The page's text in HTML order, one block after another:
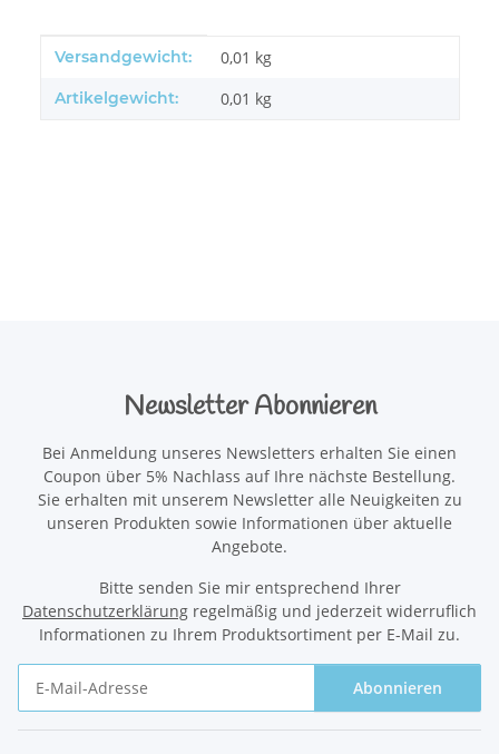
Produkteigenschaft
Wert
Versandgewicht: 0,01 kg
Artikelgewicht: 0,01 kg
Newsletter Abonnieren
Bei Anmeldung unseres Newsletters erhalten Sie einen
Coupon über 5% Nachlass auf Ihre nächste Bestellung.
Sie erhalten mit unserem Newsletter alle Neuigkeiten zu
unseren Produkten sowie Informationen über aktuelle
Angebote.
Bitte senden Sie mir entsprechend Ihrer
Datenschutzerklärung regelmäßig und jederzeit widerruflich
Informationen zu Ihrem Produktsortiment per E-Mail zu.
Abonnieren